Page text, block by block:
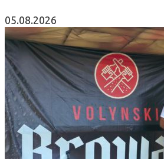
05.08.2026